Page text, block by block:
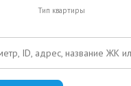
Тип квартиры
ID, адрес, название ЖК